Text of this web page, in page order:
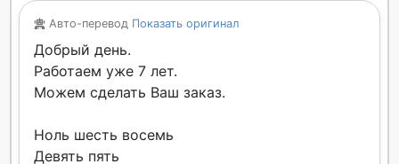
Авто-перевод Показать оригинал
Добрый день.
Работаем уже 7 лет.
Можем сделать Ваш заказ.
Ноль шесть восемь
Девять пять